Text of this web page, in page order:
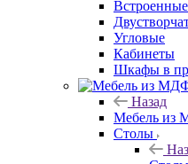
Встроенные
Угловые
Кабинеты
Шкафы в
Назад
Мебель из
Столы